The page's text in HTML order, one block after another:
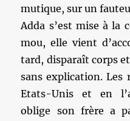
mutique, sur un
Adda s’est mise à la
mou, elle vient
tard, disparaît corps
sans explication. Les
Etats-Unis et en
oblige son frère a